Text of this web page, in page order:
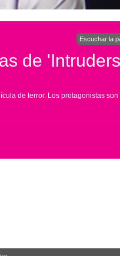
Escuchar la
de
de terror. Los protagonistas son